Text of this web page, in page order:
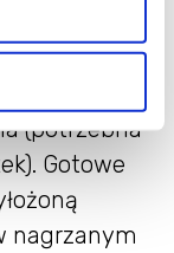
gęste.
(potrzebna
Gotowe
nagrzanym